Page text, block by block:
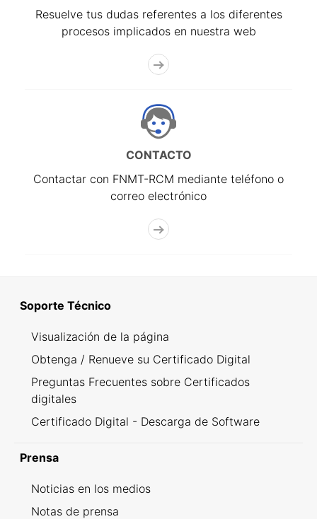
Resuelve tus dudas referentes a los diferentes
procesos implicados en nuestra web
CONTACTO
Contactar con FNMT-RCM mediante teléfono o
correo electrónico
Soporte Técnico
Visualización de la página
Obtenga / Renueve su Certificado Digital
Preguntas Frecuentes sobre Certificados
digitales
Certificado Digital - Descarga de Software
Prensa
Noticias en los medios
Notas de prensa